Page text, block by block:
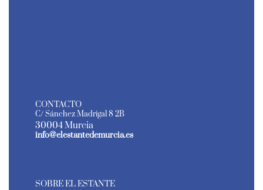
CONTACTO
C/ Sánchez Madrigal 8 2B
30004 Murcia
info@elestantedemurcia.es
SOBRE EL ESTANTE